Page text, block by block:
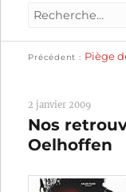
Recherche
:
l’article
Précédent Piège
2 janvier 2009
Nos
Oelhoffen